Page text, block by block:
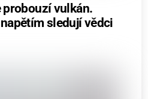
probouzí vulkán.
sledují vědci